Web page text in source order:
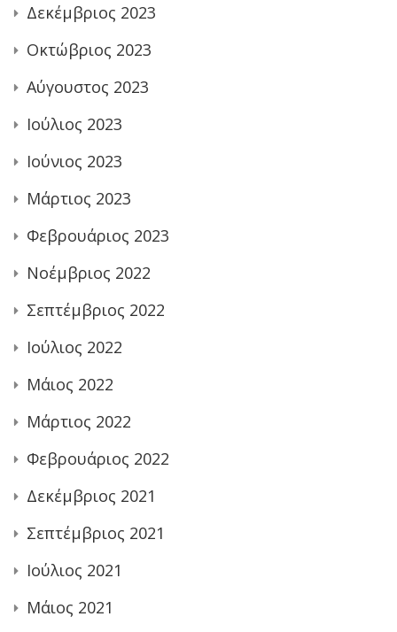
Δεκέμβριος 2023
Οκτώβριος 2023
Αύγουστος 2023
Ιούλιος 2023
Ιούνιος 2023
Μάρτιος 2023
Φεβρουάριος 2023
Νοέμβριος 2022
Σεπτέμβριος 2022
Ιούλιος 2022
Μάιος 2022
Μάρτιος 2022
Φεβρουάριος 2022
Δεκέμβριος 2021
Σεπτέμβριος 2021
Ιούλιος 2021
Μάιος 2021